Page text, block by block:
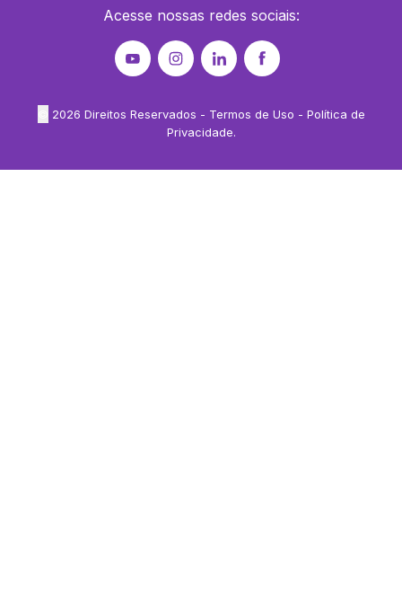
Acesse nossas redes sociais:
2026 Direitos Reservados - Termos de Uso - Política de
Privacidade.